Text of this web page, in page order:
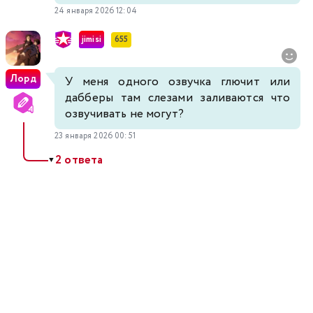
24 января 2026 12:04
Лорд
jimisi 655
У меня одного озвучка глючит или
дабберы там слезами заливаются что
озвучивать не могут?
23 января 2026 00:51
▼2 ответа